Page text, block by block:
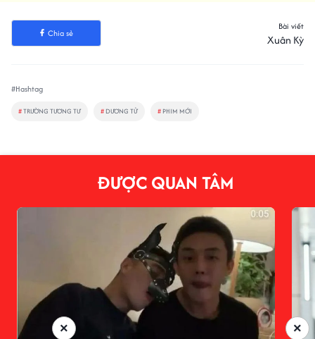
Chia sẻ
Bài viết
Xuân Kỳ
#Hashtag
#TRƯỜNG TƯƠNG TƯ # DƯƠNG TỬ # PHIM MỚI
ĐƯỢC QUAN TÂM
×
×